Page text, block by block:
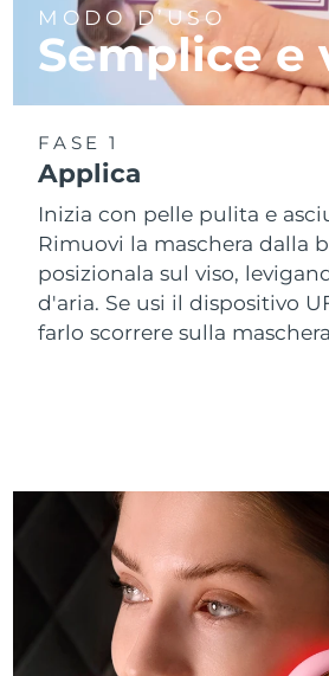
MODO D’USO
Semplice e
FASE 1
Applica
Inizia con pelle pulita e
Rimuovi la maschera dalla
posizionala sul viso,
d'aria. Se usi il dispositivo
farlo scorrere sulla
Slovacchia
Slovenia
Sudafrica
Corea del Sud
Spagna
Svezia
Thailandia
Emirati Arabi Uniti
Regno Unito